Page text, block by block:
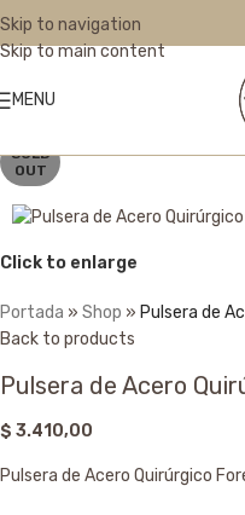
Skip to navigation
Skip to main content
MENU
SOLD
OUT
Click to enlarge
Portada » Shop » Pulsera de
Back to products
Pulsera de Acero
$ 3.410,00
Pulsera de Acero Quirúrgico